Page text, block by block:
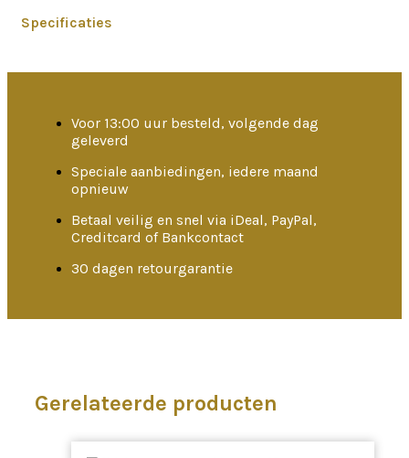
Specificaties
Voor 13:00 uur besteld, volgende dag
geleverd
Speciale aanbiedingen, iedere maand
opnieuw
Betaal veilig en snel via iDeal, PayPal,
Creditcard of Bankcontact
30 dagen retourgarantie
Gerelateerde producten